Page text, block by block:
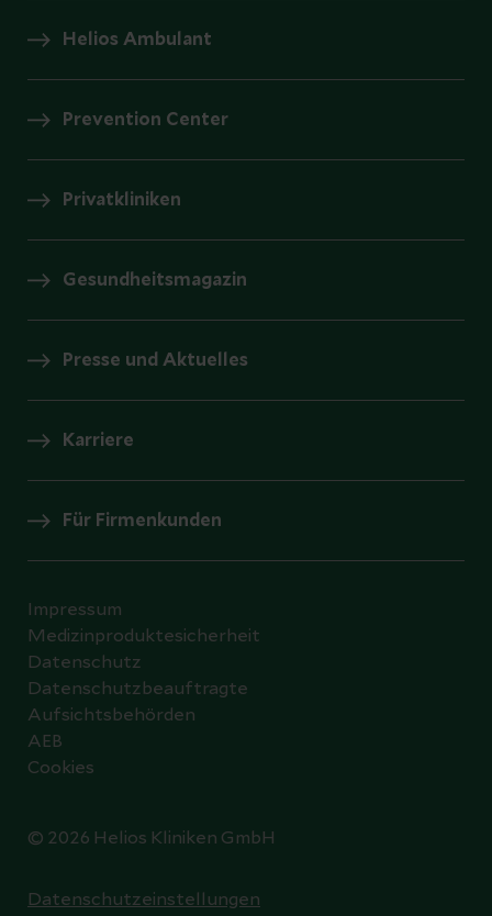
Helios Ambulant
Prevention Center
Privatkliniken
Gesundheitsmagazin
Presse und Aktuelles
Karriere
Für Firmenkunden
© 2026 Helios Kliniken GmbH
Impressum
Medizinproduktesicherheit
Datenschutz
Datenschutzbeauftragte
Aufsichtsbehörden
AEB
Cookies
Datenschutzeinstellungen